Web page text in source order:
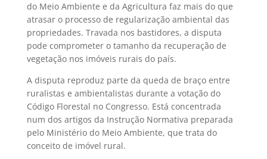
do Meio Ambiente e da Agricultura faz mais do que
atrasar o processo de regularização ambiental das
propriedades. Travada nos bastidores, a disputa
pode comprometer o tamanho da recuperação de
vegetação nos imóveis rurais do país.
A disputa reproduz parte da queda de braço entre
ruralistas e ambientalistas durante a votação do
Código Florestal no Congresso. Está concentrada
num dos artigos da Instrução Normativa preparada
pelo Ministério do Meio Ambiente, que trata do
conceito de imóvel rural.